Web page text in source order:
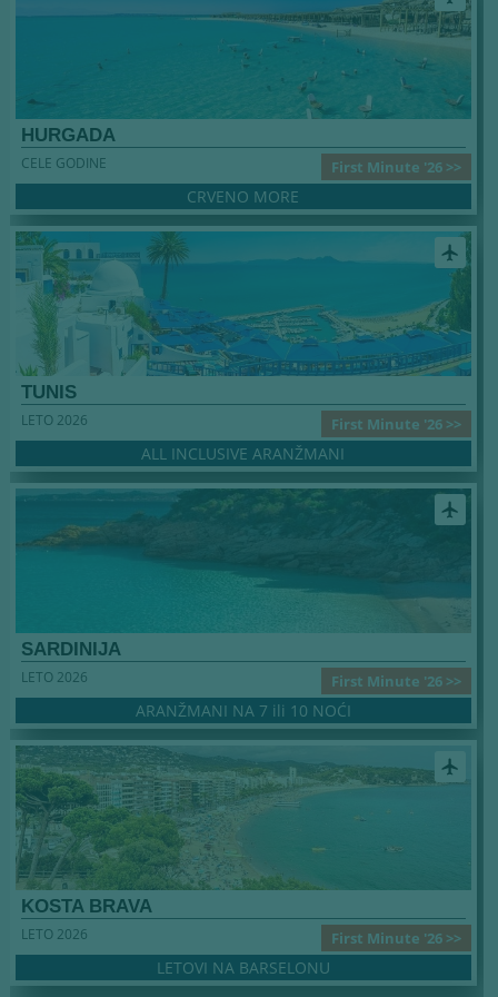
HURGADA
First Minute '26 >>
CELE GODINE
CRVENO MORE
airplanemode_active
TUNIS
First Minute '26 >>
LETO 2026
ALL INCLUSIVE ARANŽMANI
airplanemode_active
SARDINIJA
First Minute '26 >>
LETO 2026
ARANŽMANI NA 7 ili 10 NOĆI
airplanemode_active
KOSTA BRAVA
First Minute '26 >>
LETO 2026
LETOVI NA BARSELONU